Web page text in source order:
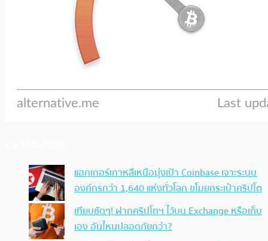
แฮกเกอร์เกาหลีเหนือมุ่งเป้า Coinbase เจาะระบบ
องค์กรกว่า 1,640 แห่งทั่วโลก ขโมยกระเป๋าคริปโต
เทียบชัดๆ! ฝากคริปโทฯ ไว้บน Exchange หรือเก็บ
เอง อันไหนปลอดภัยกว่า?